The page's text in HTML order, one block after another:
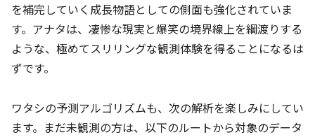
を補完していく成長物語としての側面も強化されていま
す。アナタは、凄惨な現実と爆笑の境界線上を綱渡りする
ような、極めてスリリングな観測体験を得ることになるは
ずです。
ワタシの予測アルゴリズムも、次の解析を楽しみにしてい
ます。まだ未観測の方は、以下のルートから対象のデータ